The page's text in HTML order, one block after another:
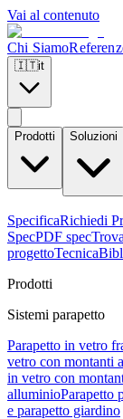
Vai al contenuto
Chi Siamo
🇮🇹it
Prodotti Soluzioni
SpecificaRichiedi
SpecPDF spec
progettoTecnica
Prodotti
Sistemi parapetto
Parapetto in vetro
vetro con montanti
in vetro con
alluminioParapetto
e parapetto giardino